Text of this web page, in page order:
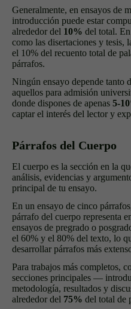
Generalmente, en ensayos de
introducción puede estar
alrededor del 10% del total.
como las disertaciones y tesis,
el 10% del recuento total de
párrafos.
Ningún ensayo depende tanto
aquellos para admisión
donde dispones de apenas 5-
captar el interés del lector y
Párrafos del Cuerpo
El cuerpo es la sección en la
análisis, evidencias y
principal de tu ensayo.
En un ensayo de cinco
párrafo del cuerpo representa
ensayos de pregrado o
el 60% y el 80% del texto, lo
desarrollar párrafos más
Para trabajos más completos,
secciones principales —
metodología, resultados y
alrededor del 75% del total de